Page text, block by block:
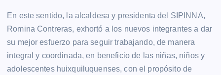
En este sentido, la alcaldesa y presidenta del SIPINNA,
Romina Contreras, exhortó a los nuevos integrantes a dar
su mejor esfuerzo para seguir trabajando, de manera
integral y coordinada, en beneficio de las niñas, niños y
adolescentes huixquiluquenses, con el propósito de